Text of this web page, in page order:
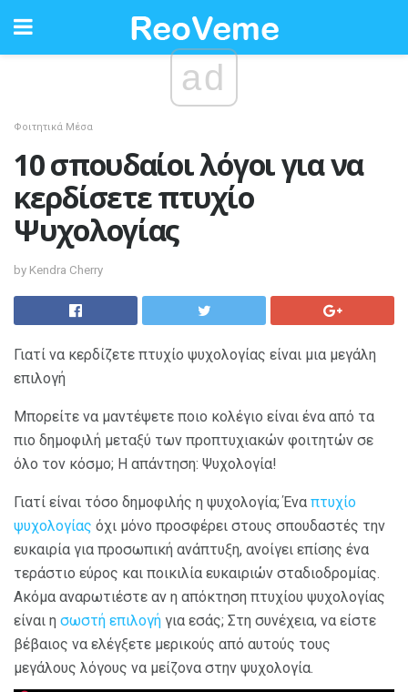
ad
Φοιτητικά Μέσα
10 σπουδαίοι λόγοι για να
κερδίσετε πτυχίο
Ψυχολογίας
by Kendra Cherry
Γιατί να κερδίζετε πτυχίο ψυχολογίας είναι μια μεγάλη
επιλογή
Μπορείτε να μαντέψετε ποιο κολέγιο είναι ένα από τα
πιο δημοφιλή μεταξύ των προπτυχιακών φοιτητών σε
όλο τον κόσμο; Η απάντηση: Ψυχολογία!
Γιατί είναι τόσο δημοφιλής η ψυχολογία; Ένα πτυχίο
ψυχολογίας όχι μόνο προσφέρει στους σπουδαστές την
ευκαιρία για προσωπική ανάπτυξη, ανοίγει επίσης ένα
τεράστιο εύρος και ποικιλία ευκαιριών σταδιοδρομίας.
Ακόμα αναρωτιέστε αν η απόκτηση πτυχίου ψυχολογίας
είναι η σωστή επιλογή για εσάς; Στη συνέχεια, να είστε
βέβαιος να ελέγξετε μερικούς από αυτούς τους
μεγάλους λόγους να μείζονα στην ψυχολογία.